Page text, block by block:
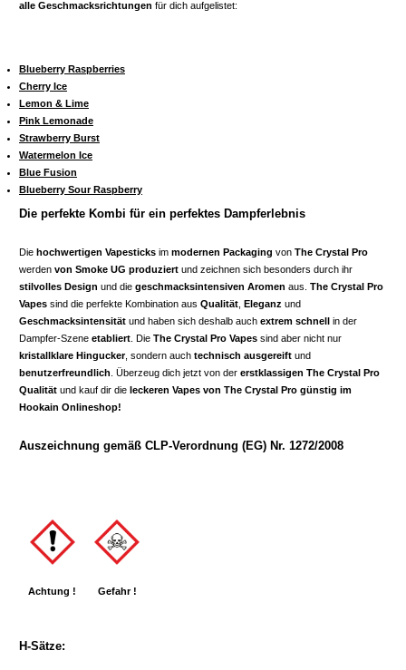
alle Geschmacksrichtungen für dich aufgelistet:
Blueberry Raspberries
Cherry Ice
Lemon & Lime
Pink Lemonade
Strawberry Burst
Watermelon Ice
Blue Fusion
Blueberry Sour Raspberry
Die perfekte Kombi für ein perfektes Dampferlebnis
Die hochwertigen Vapesticks im modernen Packaging von The Crystal Pro
werden von Smoke UG produziert und zeichnen sich besonders durch ihr
stilvolles Design und die geschmacksintensiven Aromen aus. The Crystal Pro
Vapes sind die perfekte Kombination aus Qualität Eleganz und
Geschmacksintensität und haben sich deshalb auch extrem schnell in der
Dampfer-Szene etabliert . Die The Crystal Pro Vapes sind aber nicht nur
kristallklare Hingucker, sondern auch technisch ausgereift und
benutzerfreundlich . Überzeug dich jetzt von der erstklassigen The Crystal Pro
Qualität und kauf dir die leckeren Vapes von The Crystal Pro günstig im
Hookain Onlineshop!
Auszeichnung gemäß CLP-Verordnung (EG) Nr. 1272/2008
Achtung ! Gefahr !
H-Sätze: